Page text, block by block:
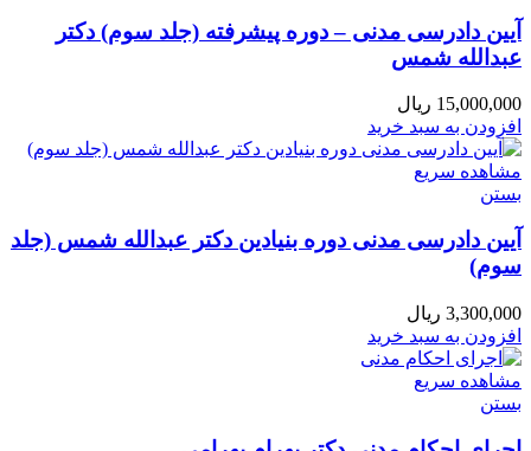
آیین دادرسی مدنی – دوره پیشرفته (جلد سوم) دکتر
عبدالله شمس
15,000,000 ریال
افزودن به سبد خرید
مشاهده سریع
بستن
آیین دادرسی مدنی دوره بنیادین دکتر عبدالله شمس (جلد
سوم)
3,300,000 ریال
افزودن به سبد خرید
مشاهده سریع
بستن